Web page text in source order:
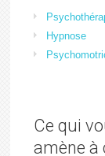
Hypnose
Ce qui
amène